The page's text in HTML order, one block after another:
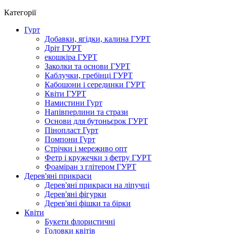
Категорії
Гурт
Добавки, ягідки, калина ГУРТ
Дріт ГУРТ
екошкіра ГУРТ
Заколки та основи ГУРТ
Каблучки, гребінці ГУРТ
Кабошони і серединки ГУРТ
Квіти ГУРТ
Намистини Гурт
Напівперлини та стрази
Основи для бутоньєрок ГУРТ
Пінопласт Гурт
Помпони Гурт
Стрічки і мереживо опт
Фетр і кружечки з фетру ГУРТ
Фоаміран з глітером ГУРТ
Дерев'яні прикраси
Дерев'яні прикраси на ліпучці
Дерев'яні фігурки
Дерев'яні фішки та бірки
Квіти
Букети флористичні
Головки квітів